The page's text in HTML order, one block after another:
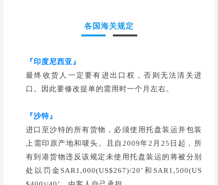
各国海关规定
『印度尼西亚』
最终收货人一定要有进出口权，否则无法清关进
口。因此要修改提单的需用时一个月左右。
『沙特』
进口至沙特的所有货物，必须使用托盘装运并包装
上需印原产地和唛头。且自2009年2月25日起，所
有到港货物违反该规定未使用托盘装运的将被分别
处以罚金SAR1,000(US$267)/20’和SAR1,500(US